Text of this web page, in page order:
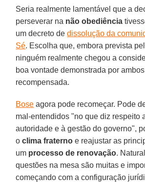
Seria realmente lamentável que a
perseverar na não obediência
um decreto dedissolução da
Sé. Escolha que, embora prevista
ninguém realmente chegou a
boa vontade demonstrada por
recompensada.
Bose agora pode recomeçar. Pode
mal-entendidos "no que diz respeito
autoridade e à gestão do governo",
oclima fraterno e reajustar as
um processo de renovação.
questões na mesa são muitas e
começando com a configuração